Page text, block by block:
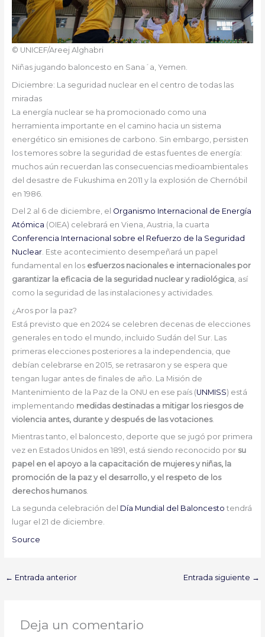
© UNICEF/Areej Alghabri
Niñas jugando baloncesto en Sana´a, Yemen.
Diciembre: La seguridad nuclear en el centro de todas las
miradas
La energía nuclear se ha promocionado como una
herramienta importante en el camino hacia un sistema
energético sin emisiones de carbono. Sin embargo, persisten
los temores sobre la seguridad de estas fuentes de energía:
muchos aún recuerdan las consecuencias medioambientales
del desastre de Fukushima en 2011 y la explosión de Chernóbil
en 1986.
Del 2 al 6 de diciembre, el Organismo Internacional de Energía
Atómica (OIEA) celebrará en Viena, Austria, la cuarta
Conferencia Internacional sobre el Refuerzo de la Seguridad
Nuclear. Este acontecimiento desempeñará un papel
fundamental en los esfuerzos nacionales e internacionales por
garantizar la eficacia de la seguridad nuclear y radiológica, así
como la seguridad de las instalaciones y actividades.
¿Aros por la paz?
Está previsto que en 2024 se celebren decenas de elecciones
generales en todo el mundo, incluido Sudán del Sur. Las
primeras elecciones posteriores a la independencia, que
debían celebrarse en 2015, se retrasaron y se espera que
tengan lugar antes de finales de año. La Misión de
Mantenimiento de la Paz de la ONU en ese país (UNMISS) está
implementando medidas destinadas a mitigar los riesgos de
violencia antes, durante y después de las votaciones.
Mientras tanto, el baloncesto, deporte que se jugó por primera
vez en Estados Unidos en 1891, está siendo reconocido por su
papel en el apoyo a la capacitación de mujeres y niñas, la
promoción de la paz y el desarrollo, y el respeto de los
derechos humanos.
La segunda celebración del Día Mundial del Baloncesto tendrá
lugar el 21 de diciembre.
Source
← Entrada anterior Entrada siguiente →
Deja un comentario